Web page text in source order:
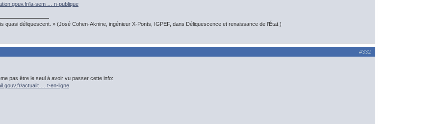
la-sem … n-publique
quasi déliquescent. » (José Cohen-Aknine, ingénieur X-Ponts, IGPEF, dans Déliquescence et renaissance de l'État.)
#332
pas être le seul à avoir vu passer cette info:
actualit … t-en-ligne